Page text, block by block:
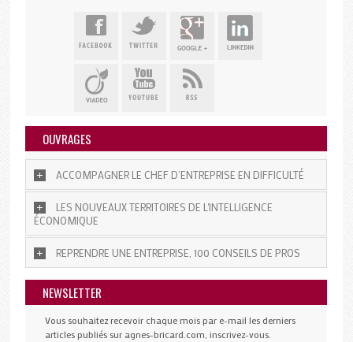
OUVRAGES
ACCOMPAGNER LE CHEF D’ENTREPRISE EN DIFFICULTÉ
LES NOUVEAUX TERRITOIRES DE L'INTELLIGENCE
ÉCONOMIQUE
REPRENDRE UNE ENTREPRISE, 100 CONSEILS DE PROS
NEWSLETTER
Vous souhaitez recevoir chaque mois par e-mail les derniers
articles publiés sur agnes-bricard.com, inscrivez-vous.